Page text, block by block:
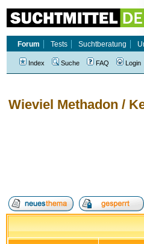
Wieviel Methadon /
Forum
Tests Suchtberatung
Index Suche FAQ Login